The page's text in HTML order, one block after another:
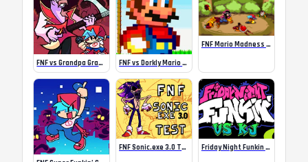
FNF vs Grandpa Grandest FNF vs Dorkly Mario (B-Side Dorkly Sonic)
FNF Mario Madness Last Course Test But Sound
FNF Sonic.exe 3.0 Test Friday Night Funkin VS KJ